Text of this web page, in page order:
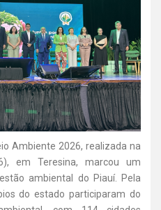
Ambiente 2026, realizada na
em Teresina, marcou um
ambiental do Piauí. Pela
do estado participaram do